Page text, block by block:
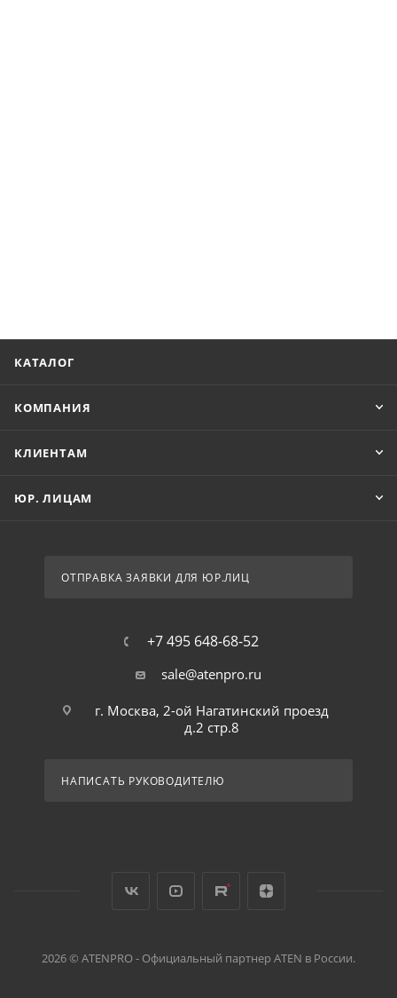
КАТАЛОГ
КОМПАНИЯ
КЛИЕНТАМ
ЮР. ЛИЦАМ
ОТПРАВКА ЗАЯВКИ ДЛЯ ЮР.ЛИЦ
+7 495 648-68-52
sale@atenpro.ru
г. Москва, 2-ой Нагатинский проезд
д.2 стр.8
НАПИСАТЬ РУКОВОДИТЕЛЮ
2026 © ATENPRO - Официальный партнер ATEN в России.